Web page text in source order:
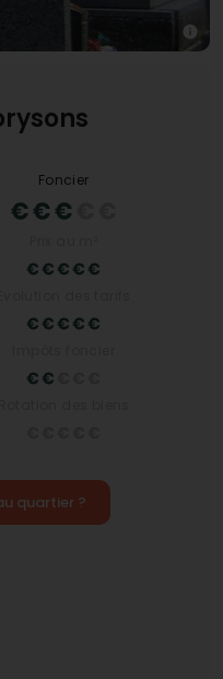
Foncier
quartier ?